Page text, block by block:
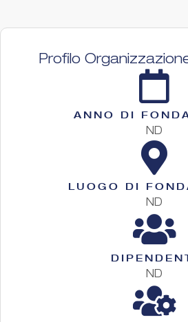
Profilo
ANNO DI
ND
LUOGO DI
ND
ND